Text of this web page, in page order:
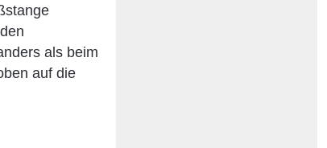
als beim
auf die